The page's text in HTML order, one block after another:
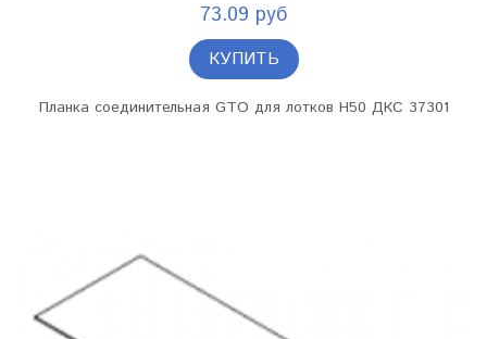
73.09 руб
КУПИТЬ
Планка соединительная GTO для лотков H50 ДКС 37301